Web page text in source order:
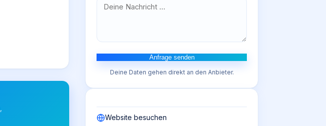
Anfrage senden
Deine Daten gehen direkt an den Anbieter.
Website besuchen